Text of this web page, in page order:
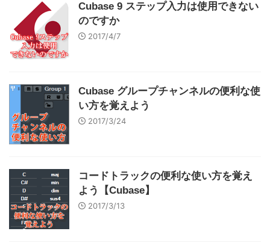
Cubase 9 ステップ入力は使用できない
のですか
2017/4/7
Cubase グループチャンネルの便利な使
い方を覚えよう
2017/3/24
コードトラックの便利な使い方を覚え
よう【Cubase】
2017/3/13